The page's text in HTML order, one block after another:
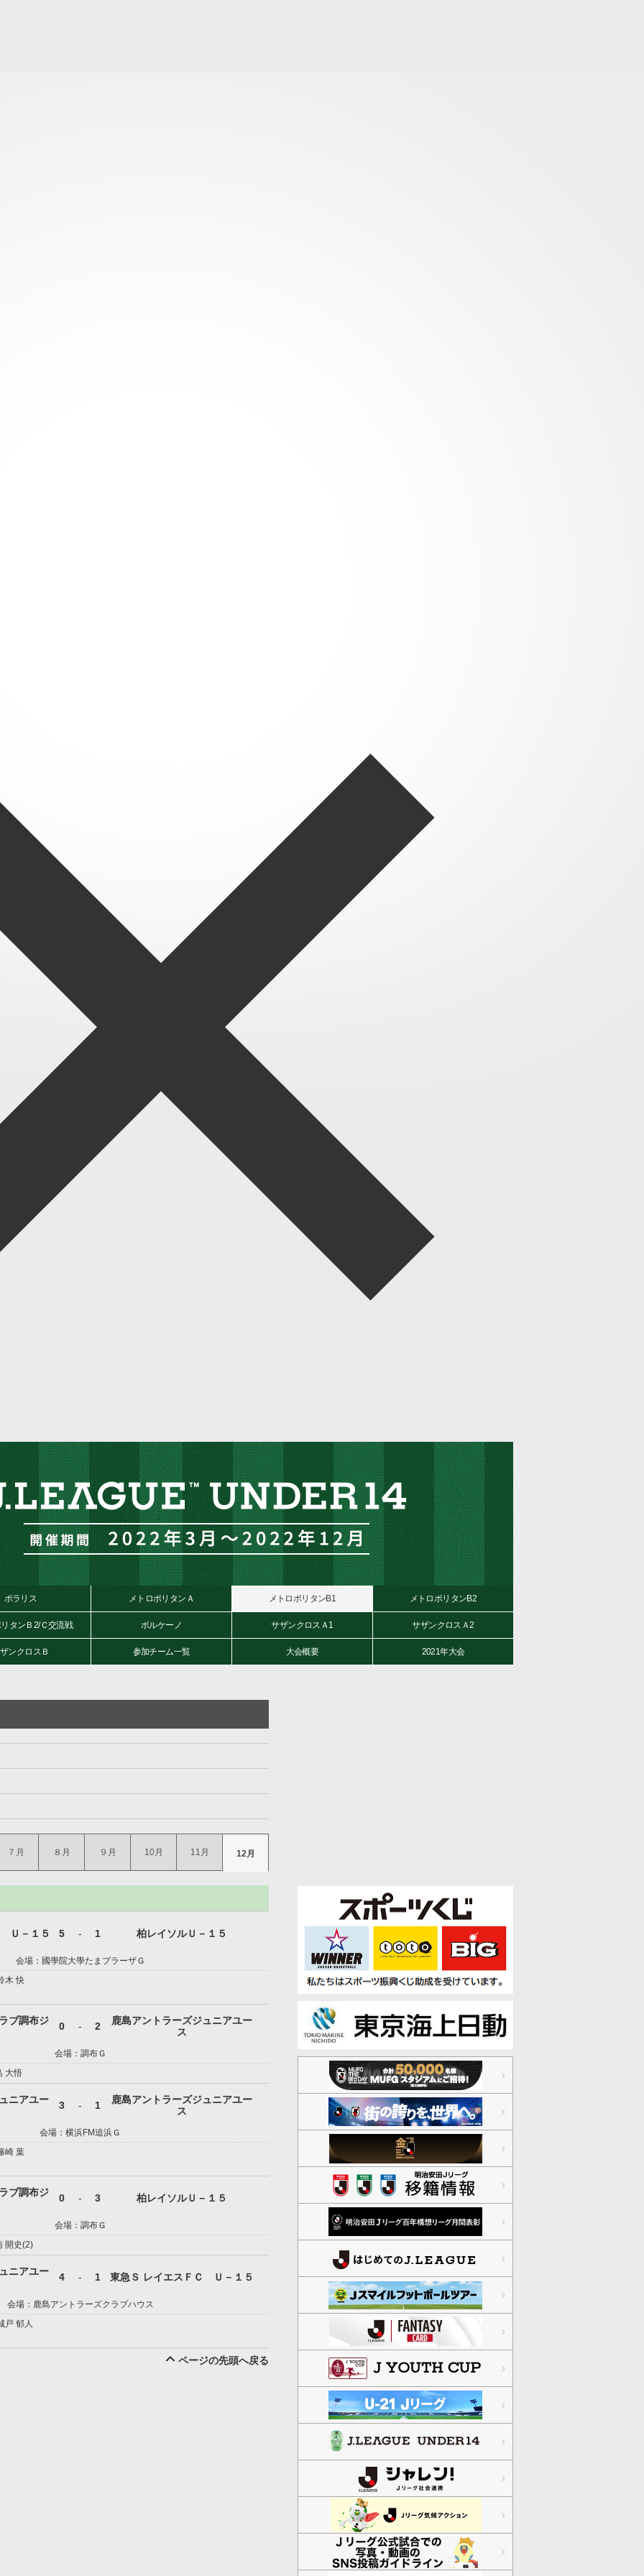
ポラリス メトロポリタンＡ メトロポリタンB1 メトロポリタンB2
タンＢ2/Ｃ交流戦 ボルケーノ サザンクロスＡ1 サザンクロスＡ2
ンクロスＢ 参加チーム一覧 大会概要 2021年大会
７月 ８月 ９月 10月 11月 12月
Ｕ－１５ 5 - 1 柏レイソルＵ－１５
会場：國學院大學たまプラーザＧ
木 快
ブ調布ジ 0 - 2
鹿島アントラーズジュニアユー
ス
会場：調布Ｇ
大悟
ニアユー 3 - 1
鹿島アントラーズジュニアユー
ス
会場：横浜FM追浜Ｇ
崎 葉
ブ調布ジ 0 - 3 柏レイソルＵ－１５
会場：調布Ｇ
開史(2)
ニアユー 4 - 1 東急Ｓ レイエスＦＣ Ｕ－１５
会場：鹿島アントラーズクラブハウス
戸 郁人
ページの先頭へ戻る